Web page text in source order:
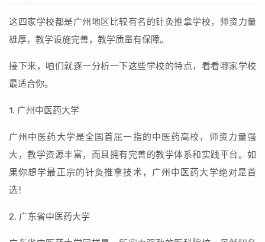
这四家学校都是广州地区比较有名的针灸推拿学校，师资力量
雄厚，教学设施完善，教学质量有保障。
接下来，咱们就逐一分析一下这些学校的特点，看看哪家学校
最适合你。
1. 广州中医药大学
广州中医药大学是全国首屈一指的中医药高校，师资力量强
大，教学资源丰富，而且拥有完善的教学体系和实践平台。如
果你想学最正宗的针灸推拿技术，广州中医药大学绝对是首
选！
2. 广东省中医药大学